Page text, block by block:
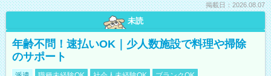
掲載日：2026.08.07
未読
年齢不問！速払いOK｜少人数施設で料理や掃除
のサポート